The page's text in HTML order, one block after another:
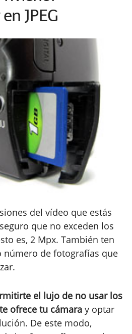
JPEG
del vídeo que estás
que no exceden los
es, 2 Mpx. También ten
número de fotografías que
el lujo de no usar los
ofrece tu cámara y optar
De este modo,